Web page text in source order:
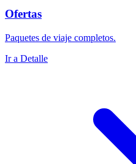
Ofertas
Paquetes de viaje completos.
Ir a Detalle